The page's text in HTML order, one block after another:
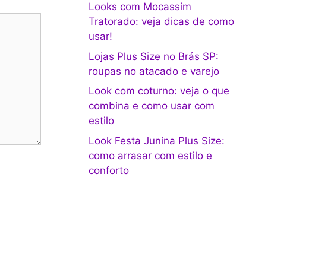
Looks com Mocassim
Tratorado: veja dicas de como
usar!
Lojas Plus Size no Brás SP:
roupas no atacado e varejo
Look com coturno: veja o que
combina e como usar com
estilo
Look Festa Junina Plus Size:
como arrasar com estilo e
conforto